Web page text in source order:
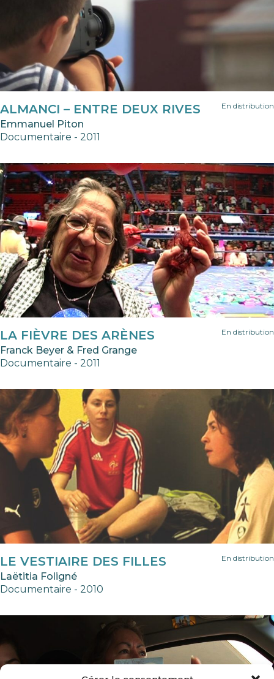
En distribution
ALMANCI – ENTRE DEUX RIVES
Emmanuel Piton
Documentaire - 2011
En distribution
LA FIÈVRE DES ARÈNES
Franck Beyer & Fred Grange
Documentaire - 2011
En distribution
LE VESTIAIRE DES FILLES
Laëtitia Foligné
Documentaire - 2010